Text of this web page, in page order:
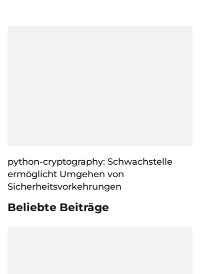
python-cryptography: Schwachstelle
ermöglicht Umgehen von
Sicherheitsvorkehrungen
Beliebte Beiträge